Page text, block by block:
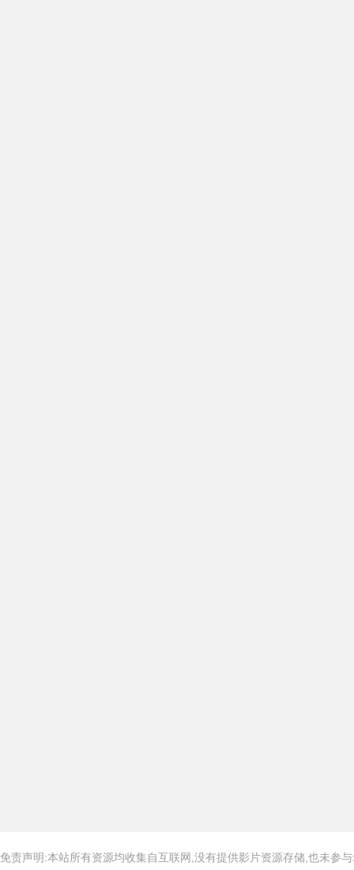
免责声明:本站所有资源均收集自互联网,没有提供影片资源存储,也未参